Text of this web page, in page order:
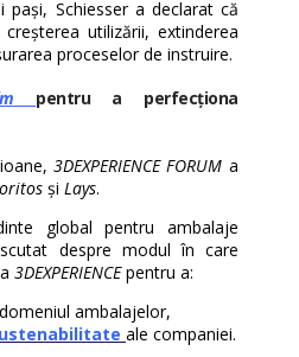
Schiesser a declarat că
utilizării, extinderea
proceselor de instruire.
pentru a perfecționa
3DEXPERIENCE FORUM a
și Lays.
global pentru ambalaje
despre modul în care
3DEXPERIENCEpentru a:
ambalajelor,
ale companiei.